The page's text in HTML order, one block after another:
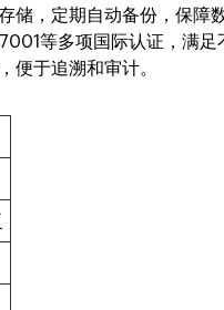
储，定期自动备份，保障
等多项国际认证，满足
便于追溯和审计。